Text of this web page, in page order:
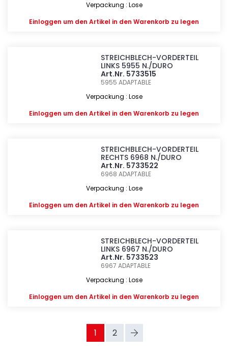
Verpackung : Lose
Einloggen um den Artikel in den Warenkorb zu legen
STREICHBLECH-VORDERTEIL
LINKS 5955 N./DURO
Art.Nr. 5733515
5955ADAPTABLE
Verpackung : Lose
Einloggen um den Artikel in den Warenkorb zu legen
STREICHBLECH-VORDERTEIL
RECHTS 6968 N./DURO
Art.Nr. 5733522
6968ADAPTABLE
Verpackung : Lose
Einloggen um den Artikel in den Warenkorb zu legen
STREICHBLECH-VORDERTEIL
LINKS 6967 N./DURO
Art.Nr. 5733523
6967ADAPTABLE
Verpackung : Lose
Einloggen um den Artikel in den Warenkorb zu legen
1 2